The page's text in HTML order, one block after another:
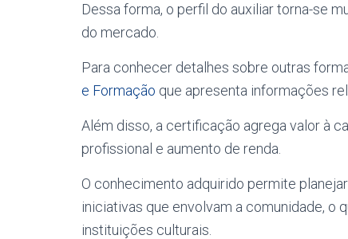
Dessa forma, o perfil do auxiliar torna-se
do mercado.
Para conhecer detalhes sobre outras
e Formação que apresenta informações
Além disso, a certificação agrega valor à
profissional e aumento de renda.
O conhecimento adquirido permite
iniciativas que envolvam a comunidade, o
instituições culturais.